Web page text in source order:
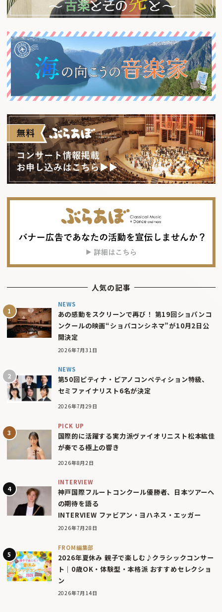
人気の記事
NEWS
あの感動をスクリーンで再び！ 第19回ショパンコ
ンクールの映画“ショパコンシネマ”が10月2日公
開決定
2026年7月31日
NEWS
第50回ピティナ・ピアノコンペティション特級、
セミファイナリスト6名が決定
2026年7月29日
PICK UP
国際的に活躍する実力派ヴァイオリニスト松本紘佳
が奏でる極上の響き
2026年8月2日
INTERVIEW
神戸国際フルートコンクール優勝者、日本ツアーへ
の期待を語る
INTERVIEW ファビアン・ヨハネス・エッガー
2026年7月28日
FROM編集部
2026年夏休み 親子で楽しむ♪クラシックコンサー
ト｜0歳OK・体験型・本格派 おすすめセレクショ
ン
2026年7月14日